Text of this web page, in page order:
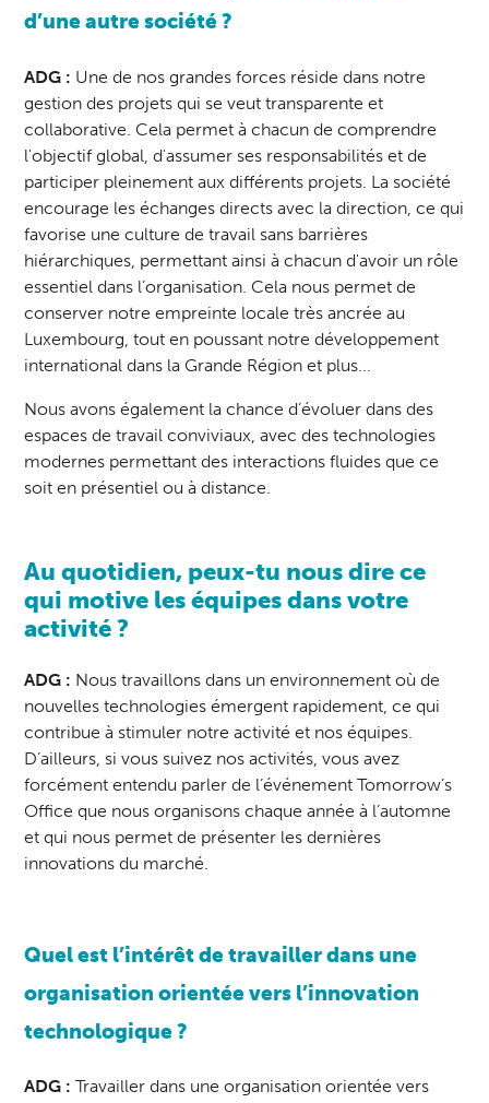
d’une autre société ?
ADG : Une de nos grandes forces réside dans notre
gestion des projets qui se veut transparente et
collaborative. Cela permet à chacun de comprendre
l'objectif global, d'assumer ses responsabilités et de
participer pleinement aux différents projets. La société
encourage les échanges directs avec la direction, ce qui
favorise une culture de travail sans barrières
hiérarchiques, permettant ainsi à chacun d'avoir un rôle
essentiel dans l’organisation. Cela nous permet de
conserver notre empreinte locale très ancrée au
Luxembourg, tout en poussant notre développement
international dans la Grande Région et plus...
Nous avons également la chance d’évoluer dans des
espaces de travail conviviaux, avec des technologies
modernes permettant des interactions fluides que ce
soit en présentiel ou à distance.
Au quotidien, peux-tu nous dire ce
qui motive les équipes dans votre
activité ?
ADG : Nous travaillons dans un environnement où de
nouvelles technologies émergent rapidement, ce qui
contribue à stimuler notre activité et nos équipes.
D’ailleurs, si vous suivez nos activités, vous avez
forcément entendu parler de l’événement Tomorrow’s
Office que nous organisons chaque année à l’automne
et qui nous permet de présenter les dernières
innovations du marché.
Quel est l’intérêt de travailler dans une
organisation orientée vers l’innovation
technologique ?
ADG : Travailler dans une organisation orientée vers